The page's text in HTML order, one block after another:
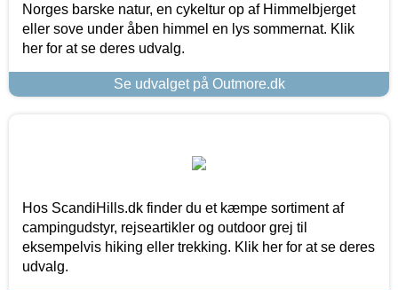
Norges barske natur, en cykeltur op af Himmelbjerget
eller sove under åben himmel en lys sommernat. Klik
her for at se deres udvalg.
Se udvalget på Outmore.dk
Hos ScandiHills.dk finder du et kæmpe sortiment af
campingudstyr, rejseartikler og outdoor grej til
eksempelvis hiking eller trekking. Klik her for at se deres
udvalg.